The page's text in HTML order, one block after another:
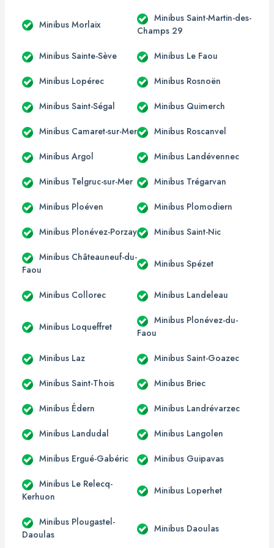
Minibus Morlaix
Minibus Saint-Martin-des-
Champs 29
Minibus Sainte-Sève Minibus Le Faou
Minibus Lopérec Minibus Rosnoën
Minibus Saint-Ségal Minibus Quimerch
Minibus Camaret-sur-Mer Minibus Roscanvel
Minibus Argol Minibus Landévennec
Minibus Telgruc-sur-Mer Minibus Trégarvan
Minibus Ploéven Minibus Plomodiern
Minibus Plonévez-Porzay Minibus Saint-Nic
Minibus Châteauneuf-du-
Faou
Minibus Spézet
Minibus Collorec Minibus Landeleau
Minibus Loqueffret
Minibus Plonévez-du-
Faou
Minibus Laz Minibus Saint-Goazec
Minibus Saint-Thois Minibus Briec
Minibus Édern Minibus Landrévarzec
Minibus Landudal Minibus Langolen
Minibus Ergué-Gabéric Minibus Guipavas
Minibus Le Relecq-
Kerhuon
Minibus Loperhet
Minibus Plougastel-
Daoulas
Minibus Daoulas